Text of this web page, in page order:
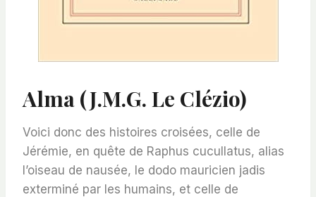
Alma (J.M.G. Le Clézio)
Voici donc des histoires croisées, celle de
Jérémie, en quête de Raphus cucullatus, alias
l’oiseau de nausée, le dodo mauricien jadis
exterminé par les humains, et celle de